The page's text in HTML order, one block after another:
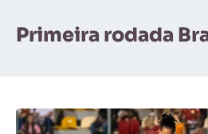
Primeira rodada